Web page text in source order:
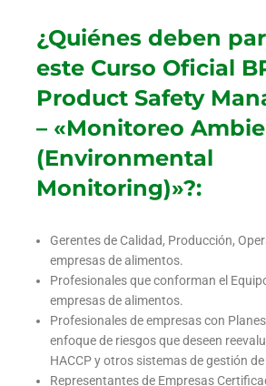
¿Quiénes deben
este Curso Oficial
Product Safety
– «Monitoreo
(Environmental
Monitoring)»?:
Gerentes de Calidad, Producción,
empresas de alimentos.
Profesionales que conforman el
empresas de alimentos.
Profesionales de empresas con
enfoque de riesgos que deseen
HACCP y otros sistemas de gestión
Representantes de Empresas